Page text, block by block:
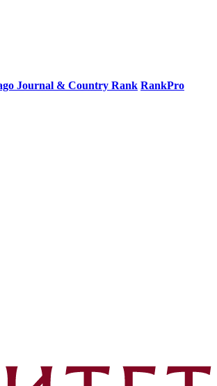
Journal & Country Rank RankPro